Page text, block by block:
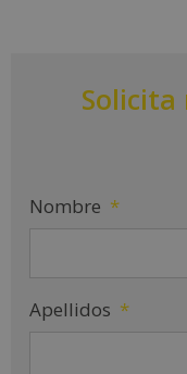
Solicita
Nombre *
Apellidos *